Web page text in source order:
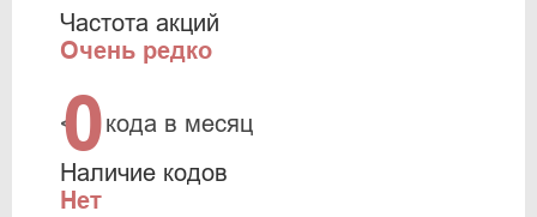
Частота акций
Очень редко
<0кода в месяц
Наличие кодов
Нет